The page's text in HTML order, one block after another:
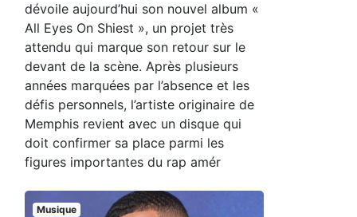
dévoile aujourd’hui son nouvel album «
All Eyes On Shiest », un projet très
attendu qui marque son retour sur le
devant de la scène. Après plusieurs
années marquées par l’absence et les
défis personnels, l’artiste originaire de
Memphis revient avec un disque qui
doit confirmer sa place parmi les
figures importantes du rap amér
Musique